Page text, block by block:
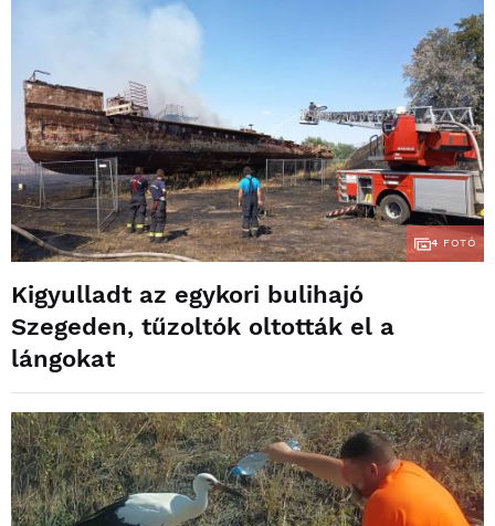
4 FOTÓ
Kigyulladt az egykori bulihajó
Szegeden, tűzoltók oltották el a
lángokat